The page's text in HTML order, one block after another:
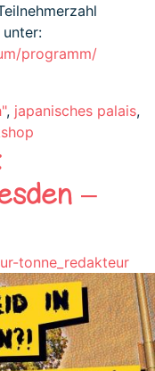
programm/
, japanisches palais,
–
tonne_redakteur